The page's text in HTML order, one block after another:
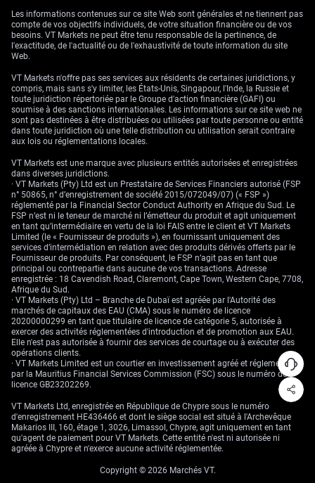
technologie ont enregistré plus de 2 milliards de dollars de sorties cette
semaine, une tendance que nous anticipons en accélération. Nous
achetons des puts sur le Nasdaq 100 et opérons une rotation vers des
options d’achat (calls) sur des ETF du secteur financier, généralement
favorisés par un environnement de taux « plus élevés plus longtemps ».
La hausse marquée du rendement du Treasury à 2 ans à 4,16 % est la
réaction la plus directe du marché. Nous anticipons une pression
haussière supplémentaire sur les taux courts et examinons des
opportunités de vente à découvert sur les contrats futures T-Note 2 ans.
Historiquement, ce type de pivot agressif de la Fed conduit à un
aplatissement de la courbe des taux, comme on l’observe actuellement
avec l’écart 10 ans – 2 ans qui s’est resserré de 5 points de base.
La souffrance des small caps, avec le Russell 2000 en net repli, suggère
que des inquiétudes macroéconomiques plus larges s’installent, ces
entreprises étant plus sensibles à la hausse des coûts d’emprunt. Le
ratio put/call sur actions a bondi à 0,78, son plus haut niveau en deux
mois, signe que les opérateurs se ruent sur les protections baissières.
Cela confirme notre biais défensif et plaide pour le maintien de ces
positions de couverture au cours des prochaines semaines.
Les informations contenues sur ce site Web sont générales et ne tiennent pas
compte de vos objectifs individuels, de votre situation financière ou de vos
besoins. VT Markets ne peut être tenu responsable de la pertinence, de
l'exactitude, de l'actualité ou de l'exhaustivité de toute information du site
Web.
VT Markets n'offre pas ses services aux résidents de certaines juridictions, y
compris, mais sans s'y limiter, les États-Unis, Singapour, l'Inde, la Russie et
toute juridiction répertoriée par le Groupe d'action financière (GAFI) ou
soumise à des sanctions internationales. Les informations sur ce site web ne
sont pas destinées à être distribuées ou utilisées par toute personne ou entité
dans toute juridiction où une telle distribution ou utilisation serait contraire
aux lois ou réglementations locales.
VT Markets est une marque avec plusieurs entités autorisées et enregistrées
dans diverses juridictions.
· VT Markets (Pty) Ltd est un Prestataire de Services Financiers autorisé (FSP
n° 50865, n° d’enregistrement de société 2015/072049/07) (« FSP »)
réglementé par la Financial Sector Conduct Authority en Afrique du Sud. Le
FSP n’est ni le teneur de marché ni l’émetteur du produit et agit uniquement
en tant qu’intermédiaire en vertu de la loi FAIS entre le client et VT Markets
Limited (le « Fournisseur de produits »), en fournissant uniquement des
services d’intermédiation en relation avec des produits dérivés offerts par le
Fournisseur de produits. Par conséquent, le FSP n’agit pas en tant que
principal ou contrepartie dans aucune de vos transactions. Adresse
enregistrée : 18 Cavendish Road, Claremont, Cape Town, Western Cape, 7708,
Afrique du Sud.
· VT Markets (Pty) Ltd – Branche de Dubaï est agréée par l'Autorité des
marchés de capitaux des EAU (CMA) sous le numéro de licence
20200000299 en tant que titulaire de licence de catégorie 5, autorisée à
exercer des activités réglementées d'introduction et de promotion aux EAU.
Elle n'est pas autorisée à fournir des services de courtage ou à exécuter des
opérations clients.
· VT Markets Limited est un courtier en investissement agréé et réglementé
par la Mauritius Financial Services Commission (FSC) sous le numéro de
licence GB23202269.
VT Markets Ltd, enregistrée en République de Chypre sous le numéro
d'enregistrement HE436466 et dont le siège social est situé à l'Archevêque
Makarios III, 160, étage 1, 3026, Limassol, Chypre, agit uniquement en tant
qu'agent de paiement pour VT Markets. Cette entité n'est ni autorisée ni
agréée à Chypre et n'exerce aucune activité réglementée.
Copyright © 2026 Marchés VT.